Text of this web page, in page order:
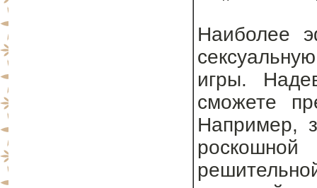
Наиболее
игры.
сможете
Например,